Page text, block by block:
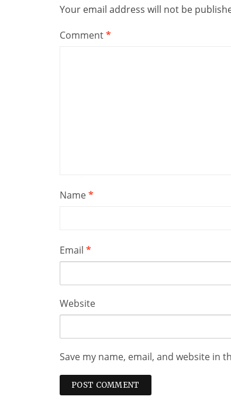
Your email address will not be
Comment*
Name*
Email *
Website
Save my name, email, and website in